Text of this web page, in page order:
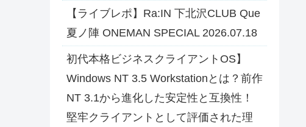
【ライブレポ】Ra:IN 下北沢CLUB Que
夏ノ陣 ONEMAN SPECIAL 2026.07.18
初代本格ビジネスクライアントOS】
Windows NT 3.5 Workstationとは？前作
NT 3.1から進化した安定性と互換性！
堅牢クライアントとして評価された理